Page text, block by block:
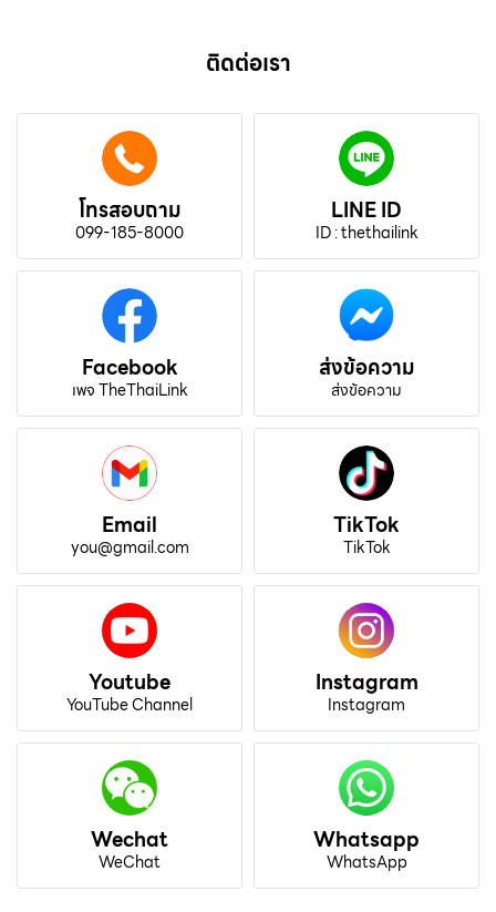
ติดต่อเรา
โทรสอบถาม
099-185-8000
LINE ID
ID : thethailink
Facebook
เพจ TheThaiLink
ส่งข้อความ
ส่งข้อความ
Email
you@gmail.com
TikTok
TikTok
Youtube
YouTube Channel
Instagram
Instagram
Wechat
WeChat
Whatsapp
WhatsApp